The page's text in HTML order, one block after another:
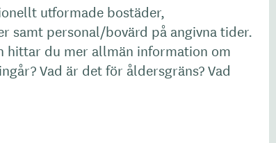
utformade bostäder,
samt personal/bovärd på angivna tider.
hittar du mer allmän information om
Vad är det för åldersgräns? Vad